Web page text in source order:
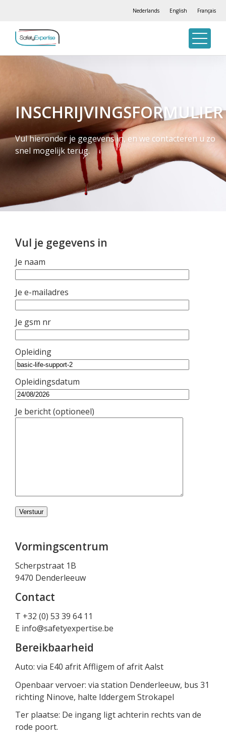
Nederlands English Français
INSCHRIJVINGSFORMULIER
Vul hieronder je gegevens in, en we contacteren u zo
snel mogelijk terug.
Vul je gegevens in
Je naam
Je e-mailadres
Je gsm nr
Opleiding
Opleidingsdatum
Je bericht (optioneel)
Vormingscentrum
Scherpstraat 1B
9470 Denderleeuw
Contact
T +32 (0) 53 39 64 11
E info@safetyexpertise.be
Bereikbaarheid
Auto: via E40 afrit Affligem of afrit Aalst
Openbaar vervoer: via station Denderleeuw, bus 31
richting Ninove, halte Iddergem Strokapel
Ter plaatse: De ingang ligt achterin rechts van de
rode poort.